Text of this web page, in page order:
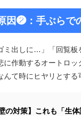
因❷：手ぶらで
ミ出しに…」「回覧
に作動するオートロ
んて時にヒヤリとする
壁の対策】これも「生